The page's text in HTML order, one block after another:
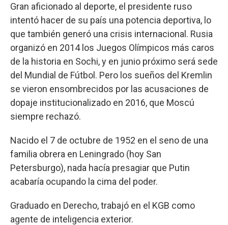
Gran aficionado al deporte, el presidente ruso
intentó hacer de su país una potencia deportiva, lo
que también generó una crisis internacional. Rusia
organizó en 2014 los Juegos Olímpicos más caros
de la historia en Sochi, y en junio próximo será sede
del Mundial de Fútbol. Pero los sueños del Kremlin
se vieron ensombrecidos por las acusaciones de
dopaje institucionalizado en 2016, que Moscú
siempre rechazó.
Nacido el 7 de octubre de 1952 en el seno de una
familia obrera en Leningrado (hoy San
Petersburgo), nada hacía presagiar que Putin
acabaría ocupando la cima del poder.
Graduado en Derecho, trabajó en el KGB como
agente de inteligencia exterior.